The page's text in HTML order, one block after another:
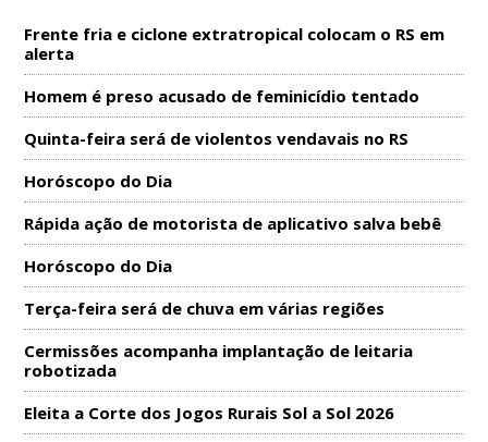
Frente fria e ciclone extratropical colocam o RS em
alerta
Homem é preso acusado de feminicídio tentado
Quinta-feira será de violentos vendavais no RS
Horóscopo do Dia
Rápida ação de motorista de aplicativo salva bebê
Horóscopo do Dia
Terça-feira será de chuva em várias regiões
Cermissões acompanha implantação de leitaria
robotizada
Eleita a Corte dos Jogos Rurais Sol a Sol 2026